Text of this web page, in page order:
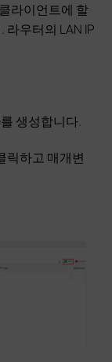
라이언트에 할
우터의 LAN IP
생성합니다.
릭하고 매개변